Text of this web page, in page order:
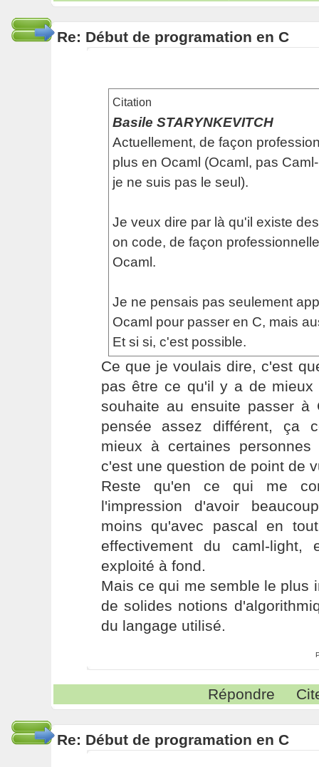
Re: Début de programation en C
Citation
Basile STARYNKEVITCH
Actuellement, de façon
plus en Ocaml (Ocaml, pas
je ne suis pas le seul).
Je veux dire par là qu'il existe
on code, de façon
Ocaml.
Je ne pensais pas seulement
Ocaml pour passer en C, mais
Et si si, c'est possible.
Ce que je voulais dire, c'est
pas être ce qu'il y a de mieux
souhaite au ensuite passer à
pensée assez différent, ça
mieux à certaines
c'est une question de point de
Reste qu'en ce qui me
l'impression d'avoir
moins qu'avec pascal en
effectivement du caml-light,
exploité à fond.
Mais ce qui me semble le plus
de solides notions
du langage utilisé.
Répondre
Re: Début de programation en C